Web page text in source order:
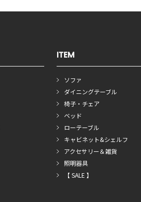
ITEM
ソファ
ダイニングテーブル
椅子・チェア
ベッド
ローテーブル
キャビネット&シェルフ
アクセサリー＆雑貨
照明器具
【 SALE 】